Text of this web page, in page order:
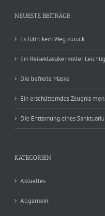
NEUESTE BEITRÄGE
Es führt kein Weg zurück
Ein Reiseklassiker voller
Die befreite Maske
Ein erschütterndes Zeugnis
Die Enttarnung eines
KATEGORIEN
Aktuelles
Allgemein